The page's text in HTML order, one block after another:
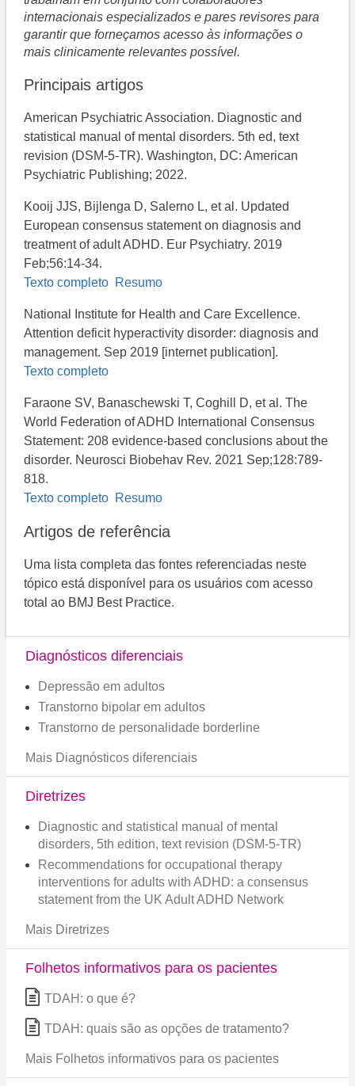
internacionais especializados e pares revisores para
garantir que forneçamos acesso às informações o
mais clinicamente relevantes possível.
Principais artigos
American Psychiatric Association. Diagnostic and
statistical manual of mental disorders. 5th ed, text
revision (DSM-5-TR). Washington, DC: American
Psychiatric Publishing; 2022.
Kooij JJS, Bijlenga D, Salerno L, et al. Updated
European consensus statement on diagnosis and
treatment of adult ADHD. Eur Psychiatry. 2019
Feb;56:14-34.
Texto completo Resumo
National Institute for Health and Care Excellence.
Attention deficit hyperactivity disorder: diagnosis and
management. Sep 2019 [internet publication].
Texto completo
Faraone SV, Banaschewski T, Coghill D, et al. The
World Federation of ADHD International Consensus
Statement: 208 evidence-based conclusions about the
disorder. Neurosci Biobehav Rev. 2021 Sep;128:789-
818.
Texto completo Resumo
Artigos de referência
Uma lista completa das fontes referenciadas neste
tópico está disponível para os usuários com acesso
total ao BMJ Best Practice.
Diagnósticos diferenciais
Depressão em adultos
Transtorno bipolar em adultos
Transtorno de personalidade borderline
Mais Diagnósticos diferenciais
Diretrizes
Diagnostic and statistical manual of mental
disorders, 5th edition, text revision (DSM-5-TR)
Recommendations for occupational therapy
interventions for adults with ADHD: a consensus
statement from the UK Adult ADHD Network
Mais Diretrizes
Folhetos informativos para os pacientes
TDAH: o que é?
TDAH: quais são as opções de tratamento?
Mais Folhetos informativos para os pacientes